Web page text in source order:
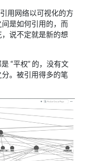
用网络以可视化的方
是如何引用的，而
说不定就是新的想
“平权” 的，没有文
。被引用得多的笔